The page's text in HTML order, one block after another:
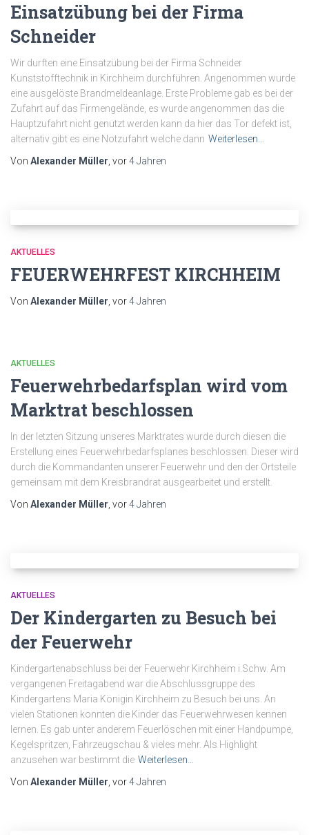
Einsatzübung bei der Firma
Schneider
Wir durften eine Einsatzübung bei der Firma Schneider
Kunststofftechnik in Kirchheim durchführen. Angenommen wurde
eine ausgelöste Brandmeldeanlage. Erste Probleme gab es bei der
Zufahrt auf das Firmengelände, es wurde angenommen das die
Hauptzufahrt nicht genutzt werden kann da hier das Tor defekt ist,
alternativ gibt es eine Notzufahrt welche dann Weiterlesen…
Von Alexander Müller, vor4 Jahren
AKTUELLES
FEUERWEHRFEST KIRCHHEIM
Von Alexander Müller, vor4 Jahren
AKTUELLES
Feuerwehrbedarfsplan wird vom
Marktrat beschlossen
In der letzten Sitzung unseres Marktrates wurde durch diesen die
Erstellung eines Feuerwehrbedarfsplanes beschlossen. Dieser wird
durch die Kommandanten unserer Feuerwehr und den der Ortsteile
gemeinsam mit dem Kreisbrandrat ausgearbeitet und erstellt.
Von Alexander Müller, vor4 Jahren
AKTUELLES
Der Kindergarten zu Besuch bei
der Feuerwehr
Kindergartenabschluss bei der Feuerwehr Kirchheim i.Schw. Am
vergangenen Freitagabend war die Abschlussgruppe des
Kindergartens Maria Königin Kirchheim zu Besuch bei uns. An
vielen Stationen konnten die Kinder das Feuerwehrwesen kennen
lernen. Es gab unter anderem Feuerlöschen mit einer Handpumpe,
Kegelspritzen, Fahrzeugschau & vieles mehr. Als Highlight
anzusehen war bestimmt die Weiterlesen…
Von Alexander Müller, vor4 Jahren